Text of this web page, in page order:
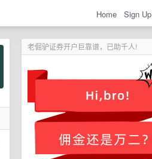
Home Sign Up
老倔驴证券开户巨靠谱，已助千人!